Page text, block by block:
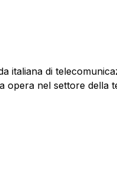
italiana di
opera nel settore